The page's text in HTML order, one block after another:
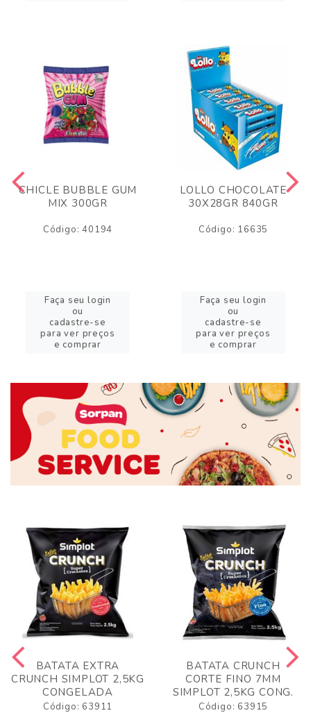
CHICLE BUBBLE GUM
MIX 300GR
Código: 40194
Faça seu login
ou
cadastre-se
para ver preços
e comprar
LOLLO CHOCOLATE
30X28GR 840GR
Código: 16635
Faça seu login
ou
cadastre-se
para ver preços
e comprar
BATATA EXTRA
CRUNCH SIMPLOT 2,5KG
CONGELADA
Código: 63911
BATATA CRUNCH
CORTE FINO 7MM
SIMPLOT 2,5KG CONG.
Código: 63915